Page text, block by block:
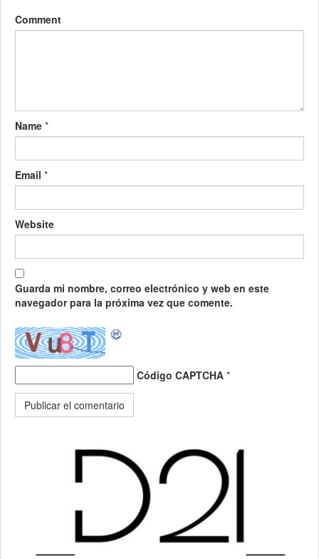
Comment
Name *
Email *
Website
Guarda mi nombre, correo electrónico y web en este
navegador para la próxima vez que comente.
Código CAPTCHA *